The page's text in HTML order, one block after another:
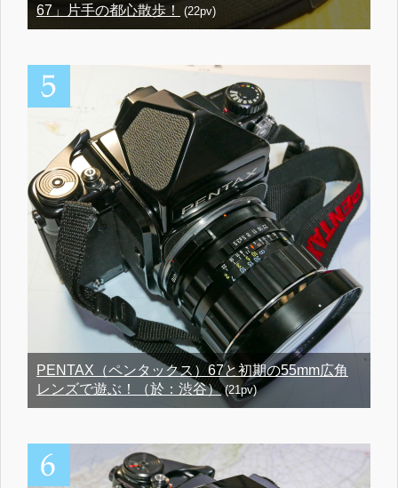
67」片手の都心散歩！
(22pv)
PENTAX（ペンタックス）67と初期の55mm広角
レンズで遊ぶ！（於：渋谷） (21pv)